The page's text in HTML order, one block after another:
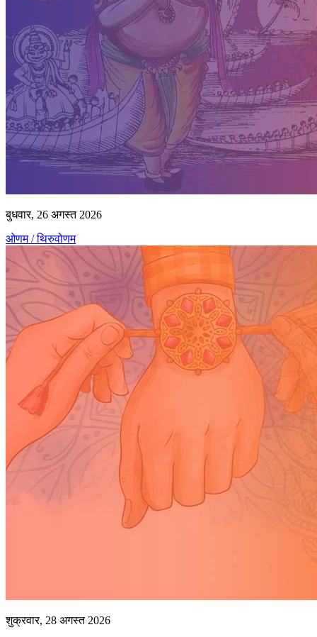
बुधवार, 26 अगस्त 2026
ओणम / थिरुवोणम
शुक्रवार, 28 अगस्त 2026